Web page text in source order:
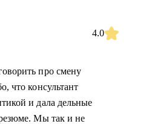
4.0
про смену
что консультант
и дала дельные
Мы так и не